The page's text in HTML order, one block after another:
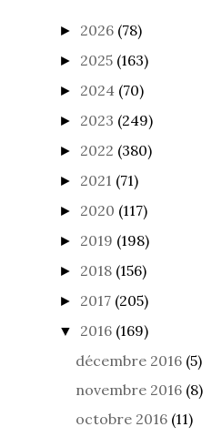
► 2026 (78)
► 2025 (163)
► 2024 (70)
► 2023 (249)
► 2022 (380)
► 2021 (71)
► 2020 (117)
► 2019 (198)
► 2018 (156)
► 2017 (205)
▼ 2016 (169)
décembre 2016 (5)
novembre 2016 (8)
octobre 2016 (11)